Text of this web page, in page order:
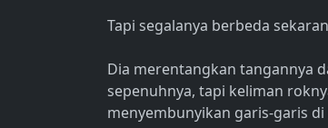
Tapi segalanya berbeda
Dia merentangkan tangannya
sepenuhnya, tapi keliman
menyembunyikan garis-garis